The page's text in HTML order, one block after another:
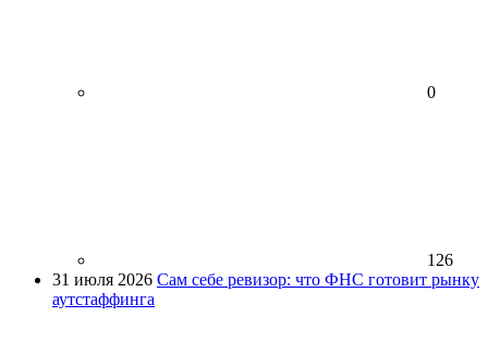
0
126
31 июля 2026 Сам себе ревизор: что ФНС готовит рынку
аутстаффинга